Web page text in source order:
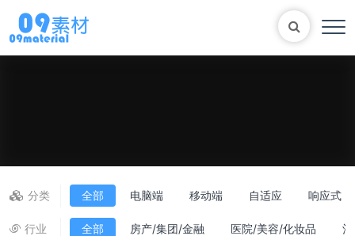
分类
全部 电脑端 移动端 自适应 响应式
行业 全部 房产/集团/金融 医院/美容/化妆品